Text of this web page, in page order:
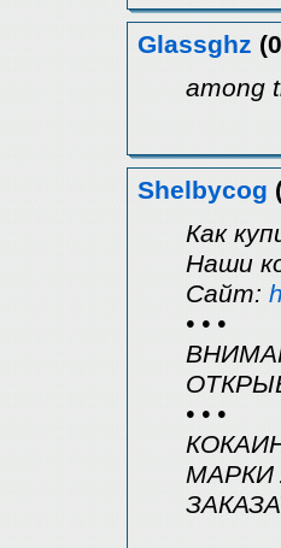
Glassghz
among
Shelbycog
Как
Наши
Сайт:
• • •
• • •
МАРКИ